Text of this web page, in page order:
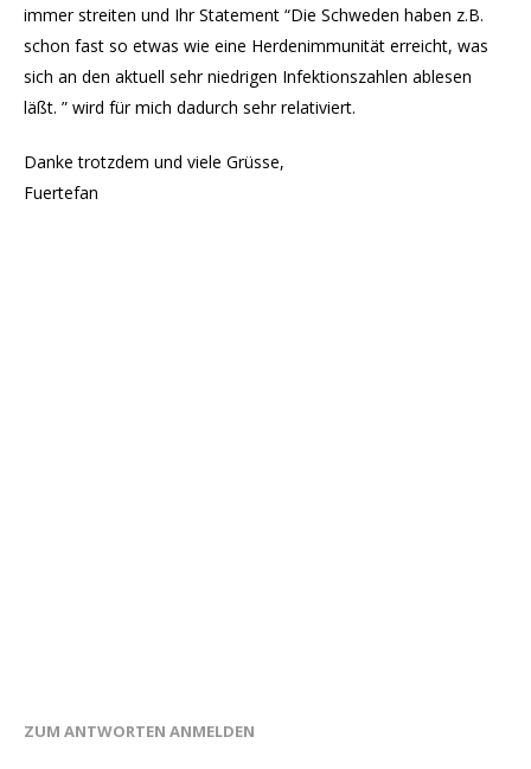
immer streiten und Ihr Statement “Die Schweden haben z.B.
schon fast so etwas wie eine Herdenimmunität erreicht, was
sich an den aktuell sehr niedrigen Infektionszahlen ablesen
läßt. ” wird für mich dadurch sehr relativiert.
Danke trotzdem und viele Grüsse,
Fuertefan
ZUM ANTWORTEN ANMELDEN